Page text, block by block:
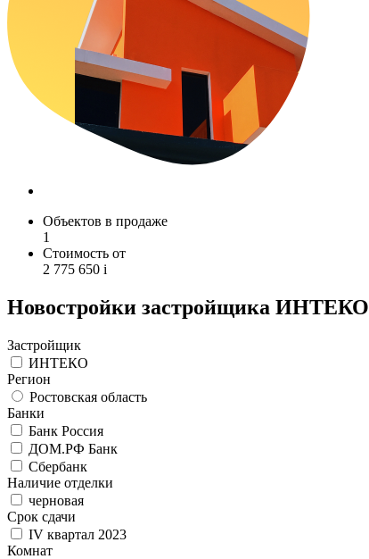
Объектов в продаже
1
Стоимость от
2 775 650 i
Новостройки застройщика ИНТЕКО
Застройщик
ИНТЕКО
Регион
Ростовская область
Банки
Банк Россия
ДОМ.РФ Банк
Сбербанк
Наличие отделки
черновая
Срок сдачи
IV квартал 2023
Комнат